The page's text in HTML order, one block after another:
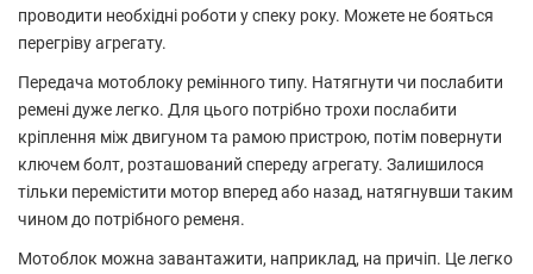
проводити необхідні роботи у спеку року. Можете не бояться
перегріву агрегату.
Передача мотоблоку ремінного типу. Натягнути чи послабити
ремені дуже легко. Для цього потрібно трохи послабити
кріплення між двигуном та рамою пристрою, потім повернути
ключем болт, розташований спереду агрегату. Залишилося
тільки перемістити мотор вперед або назад, натягнувши таким
чином до потрібного ременя.
Мотоблок можна завантажити, наприклад, на причіп. Це легко